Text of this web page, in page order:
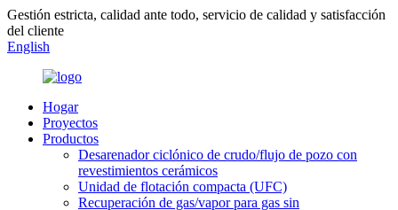
Gestión estricta, calidad ante todo, servicio de calidad y satisfacción
del cliente
English
Hogar
Proyectos
Productos
Desarenador ciclónico de crudo/flujo de pozo con
revestimientos cerámicos
Unidad de flotación compacta (UFC)
Recuperación de gas/vapor para gas sin